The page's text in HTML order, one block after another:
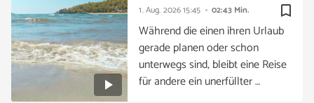
bookmark_border
1. Aug. 202615:45 02:43 Min.
Während die einen ihren Urlaub
gerade planen oder schon
unterwegs sind, bleibt eine Reise
für andere ein unerfüllter …